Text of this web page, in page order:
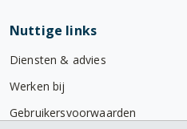
Nuttige links
Diensten & advies
Werken bij
Gebruikersvoorwaarden